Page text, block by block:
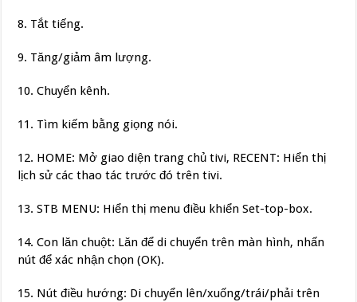
8. Tắt tiếng.
9. Tăng/giảm âm lượng.
10. Chuyển kênh.
11. Tìm kiếm bằng giọng nói.
12. HOME: Mở giao diện trang chủ tivi, RECENT: Hiển thị
lịch sử các thao tác trước đó trên tivi.
13. STB MENU: Hiển thị menu điều khiển Set-top-box.
14. Con lăn chuột: Lăn để di chuyển trên màn hình, nhấn
nút để xác nhận chọn (OK).
15. Nút điều hướng: Di chuyển lên/xuống/trái/phải trên